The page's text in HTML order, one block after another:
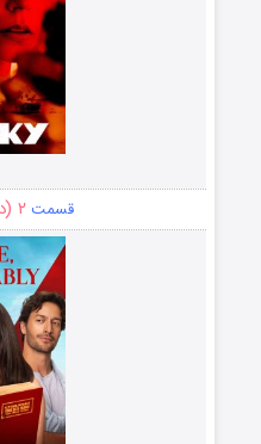
قسمت ۲ (دوبله)